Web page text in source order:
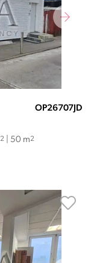
OP26707JD
2 | 50 m2